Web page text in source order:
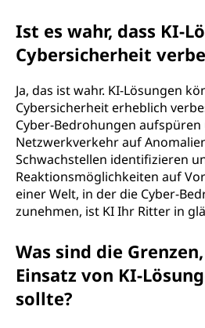
Ist es wahr, dass KI-
Cybersicherheit
Ja, das ist wahr. KI-Lösungen
Cybersicherheit erheblich
Cyber-Bedrohungen
Netzwerkverkehr auf
Schwachstellen identifizieren
Reaktionsmöglichkeiten auf
einer Welt, in der die Cyber-
zunehmen, ist KI Ihr Ritter in
Was sind die
Einsatz von KI-
sollte?